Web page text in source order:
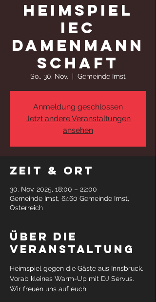
Heimspiel
IEC
Damenmann
schaft
So., 30. Nov.
  |
Gemeinde Imst
Anmeldung geschlossen
Jetzt andere Veranstaltungen
ansehen
Zeit & Ort
30. Nov. 2025, 18:00 – 22:00
Gemeinde Imst, 6460 Gemeinde Imst,
Österreich
Über die
Veranstaltung
Heimspiel gegen die Gäste aus Innsbruck.
Vorab kleines Warm-Up mit DJ Servus.
Wir freuen uns auf euch